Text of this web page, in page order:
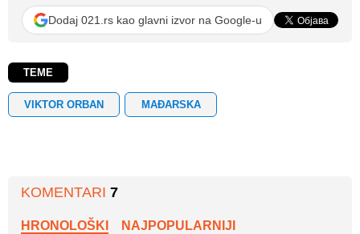
Dodaj 021.rs kao glavni izvor na Google-u
TEME
VIKTOR ORBAN MAĐARSKA
KOMENTARI 7
HRONOLOŠKI NAJPOPULARNIJI